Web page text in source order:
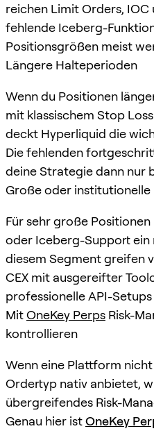
reichen Limit Orders, IOC
fehlende Iceberg-
Positionsgrößen meist
Längere Halteperioden
Wenn du Positionen
mit klassischem Stop
deckt Hyperliquid die
Die fehlenden
deine Strategie dann nur
Große oder institutionelle
Für sehr große
oder Iceberg-Support ein
diesem Segment greifen
CEX mit ausgereifter
professionelle API-
MitOneKey Perps Risk-
kontrollieren
Wenn eine Plattform
Ordertyp nativ anbietet,
übergreifendes Risk-
Genau hier istOneKey